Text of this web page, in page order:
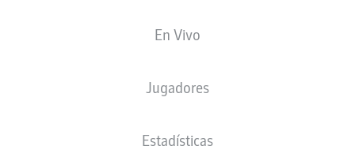
En Vivo
Jugadores
Estadísticas